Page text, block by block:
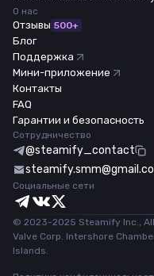
О нас
Отзывы 500+
Блог
Поддержка
Мини-приложение
Контакты
FAQ
Гарантии и безопасность
Сотрудничество
@steamify_contact
Социальные сети
© 2023-2025 Steamify Inc.,
Valve Corp. Intershore
Islands.